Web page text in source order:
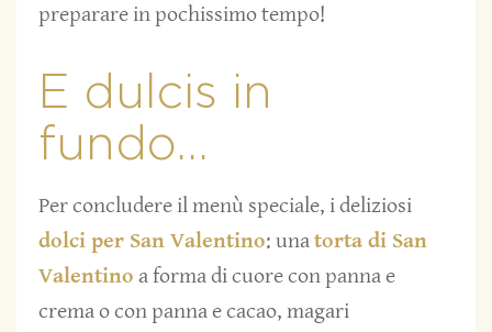
preparare in pochissimo tempo!
E dulcis in
fundo…
Per concludere il menù speciale, i deliziosi
dolci per San Valentino: unatorta di San
Valentino a forma di cuore con panna e
crema o con panna e cacao, magari